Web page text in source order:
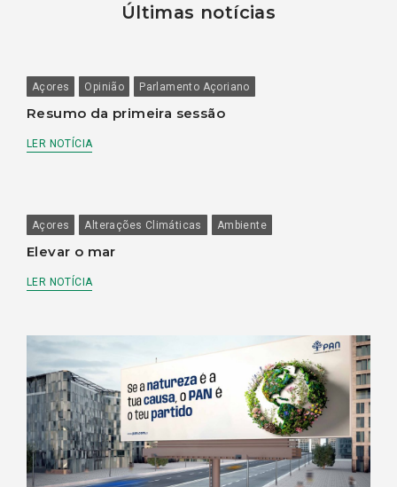
Últimas notícias
Açores Opinião Parlamento Açoriano
Resumo da primeira sessão
LER NOTÍCIA
Açores Alterações Climáticas Ambiente
Elevar o mar
LER NOTÍCIA